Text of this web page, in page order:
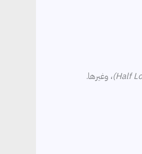
، وغيرها.